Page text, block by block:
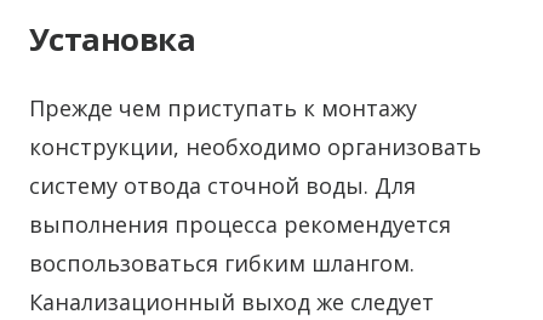
Установка
Прежде чем приступать к монтажу
конструкции, необходимо организовать
систему отвода сточной воды. Для
выполнения процесса рекомендуется
воспользоваться гибким шлангом.
Канализационный выход же следует